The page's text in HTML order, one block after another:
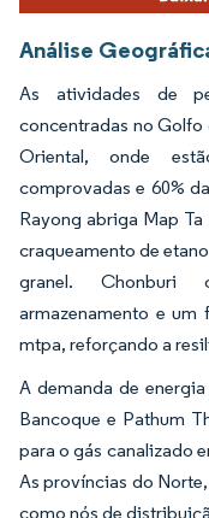
Análise
As atividades de
concentradas no
Oriental, onde
comprovadas e 60%
Rayong abriga Map
craqueamento de
granel. Chonburi
armazenamento e um
mtpa, reforçando a
A demanda de
Bancoque e Pathum
para o gás canalizado
As províncias do
como nós de